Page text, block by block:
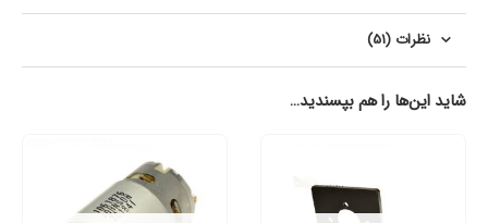
نظرات (51)
شاید این‌ها را هم بپسندید…